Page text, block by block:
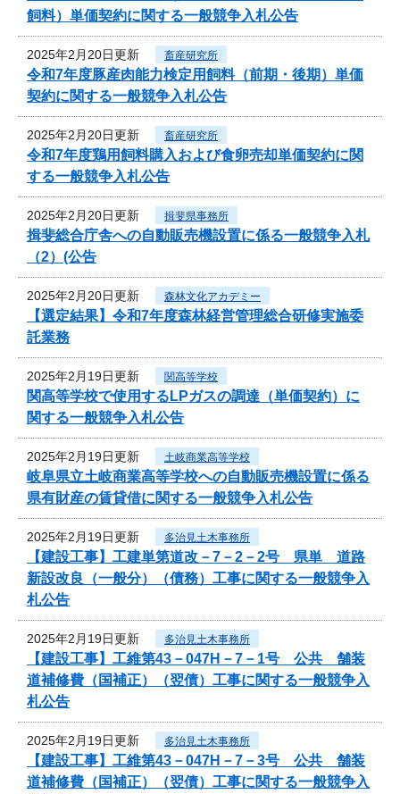
飼料）単価契約に関する一般競争入札公告
2025年2月20日更新 畜産研究所
令和7年度豚産肉能力検定用飼料（前期・後期）単価
契約に関する一般競争入札公告
2025年2月20日更新 畜産研究所
令和7年度鶏用飼料購入および食卵売却単価契約に関
する一般競争入札公告
2025年2月20日更新 揖斐県事務所
揖斐総合庁舎への自動販売機設置に係る一般競争入札
（2）(公告
2025年2月20日更新 森林文化アカデミー
【選定結果】令和7年度森林経営管理総合研修実施委
託業務
2025年2月19日更新 関高等学校
関高等学校で使用するLPガスの調達（単価契約）に
関する一般競争入札公告
2025年2月19日更新 土岐商業高等学校
岐阜県立土岐商業高等学校への自動販売機設置に係る
県有財産の賃貸借に関する一般競争入札公告
2025年2月19日更新 多治見土木事務所
【建設工事】工建単第道改－7－2－2号 県単 道路
新設改良（一般分）（債務）工事に関する一般競争入
札公告
2025年2月19日更新 多治見土木事務所
【建設工事】工維第43－047H－7－1号 公共 舗装
道補修費（国補正）（翌債）工事に関する一般競争入
札公告
2025年2月19日更新 多治見土木事務所
【建設工事】工維第43－047H－7－3号 公共 舗装
道補修費（国補正）（翌債）工事に関する一般競争入